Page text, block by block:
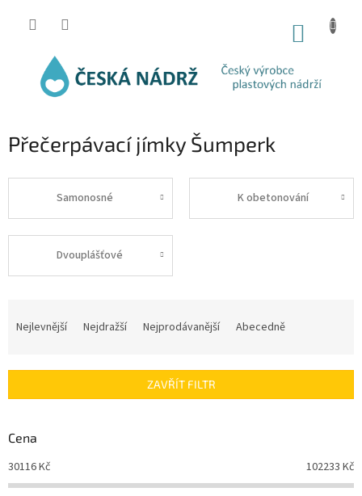
Přečerpávací jímky Šumperk
Samonosné K obetonování
Dvouplášťové
í
r
o
d
u
Nejlevnější Nejdražší Nejprodávanější Abecedně
ZAVŘÍT FILTR
Cena
30116Kč 102233 Kč